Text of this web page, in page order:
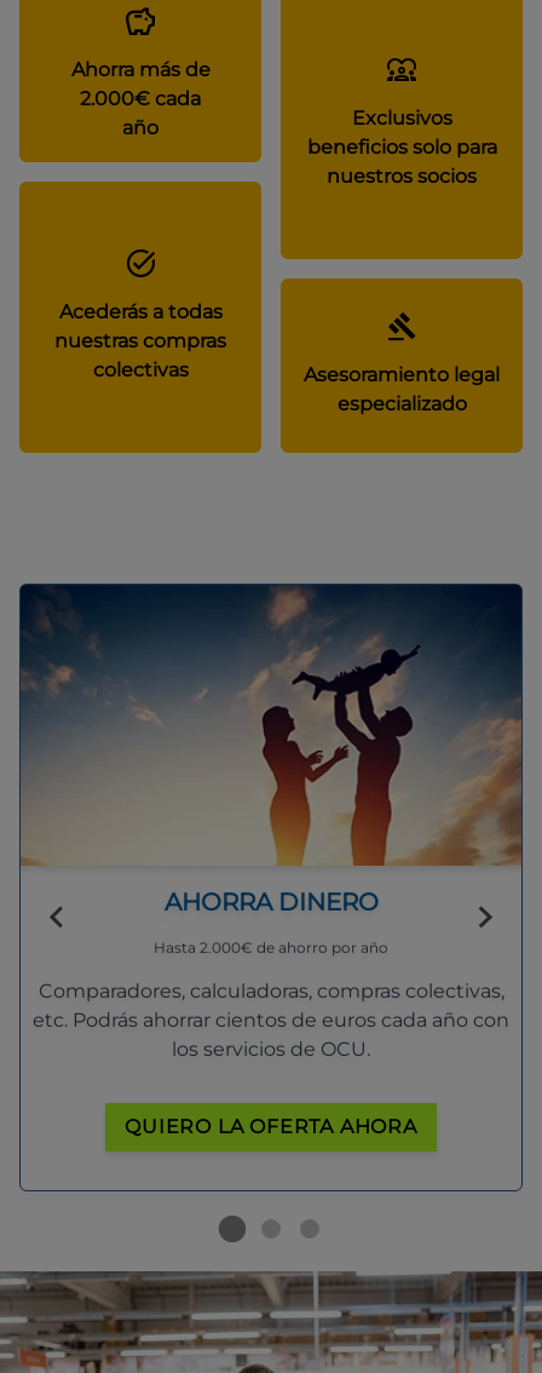
Ahorra más de
2.000€ cada
año
Exclusivos
beneficios solo para
nuestros socios
Acederás a todas
nuestras compras
colectivas
Asesoramiento legal
especializado
AHORRA DINERO
Hasta 2.000€ de ahorro por año
Comparadores, calculadoras, compras colectivas,
etc. Podrás ahorrar cientos de euros cada año con
los servicios de OCU.
QUIERO LA OFERTA AHORA